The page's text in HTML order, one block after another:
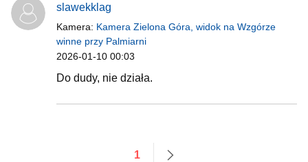
slawekklag
Kamera: Kamera Zielona Góra, widok na Wzgórze
winne przy Palmiarni
2026-01-10 00:03
Do dudy, nie działa.
1